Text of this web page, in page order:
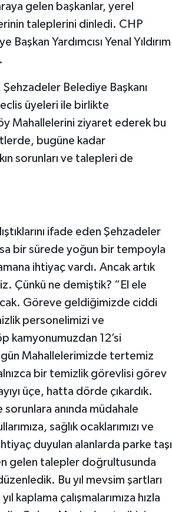
gelen başkanlar, yerel
taleplerini dinledi. CHP
Yardımcısı Yenal Yıldırım
Belediye Başkanı
üyeleri ile birlikte
Mahallelerini ziyaret ederek bu
bugüne kadar
sorunları ve talepleri de
ifade eden Şehzadeler
bir sürede yoğun bir tempoyla
ihtiyaç vardı. Ancak artık
Çünkü ne demiştik? “El ele
Göreve geldiğimizde ciddi
personelimizi ve
kamyonumuzdan 12’si
Mahallelerimizde tertemiz
bir temizlik görevlisi görev
üçe, hatta dörde çıkardık.
anında müdahale
sağlık ocaklarımızı ve
duyulan alanlarda parke taşı
gelen talepler doğrultusunda
Bu yıl mevsim şartları
kaplama çalışmalarımıza hızla